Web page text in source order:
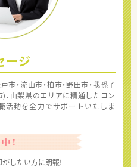
ージ
市・流山市・柏市・野田市・我孫子
、山梨県のエリアに精通したコン
活動を全力でサポートいたしま
！
がしたい方に朗報!